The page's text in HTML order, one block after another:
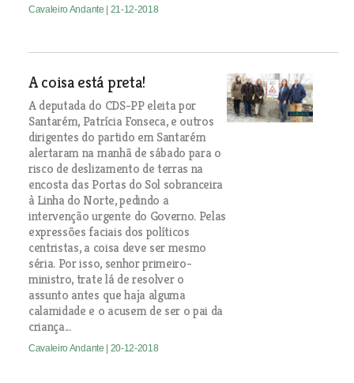
Cavaleiro Andante | 21-12-2018
A coisa está preta!
A deputada do CDS-PP eleita por
Santarém, Patrícia Fonseca, e outros
dirigentes do partido em Santarém
alertaram na manhã de sábado para o
risco de deslizamento de terras na
encosta das Portas do Sol sobranceira
à Linha do Norte, pedindo a
intervenção urgente do Governo. Pelas
expressões faciais dos políticos
centristas, a coisa deve ser mesmo
séria. Por isso, senhor primeiro-
ministro, trate lá de resolver o
assunto antes que haja alguma
calamidade e o acusem de ser o pai da
criança...
Cavaleiro Andante | 20-12-2018